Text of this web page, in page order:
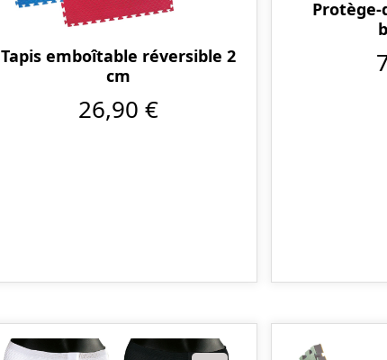
Tapis emboîtable réversible 2
cm
26,90 €
Protège-